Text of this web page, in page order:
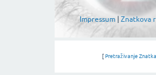
Impressum| Znatkova
[ Pretraživanje Znatka